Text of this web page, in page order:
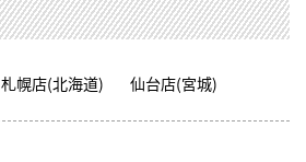
札幌店(北海道) 仙台店(宮城)